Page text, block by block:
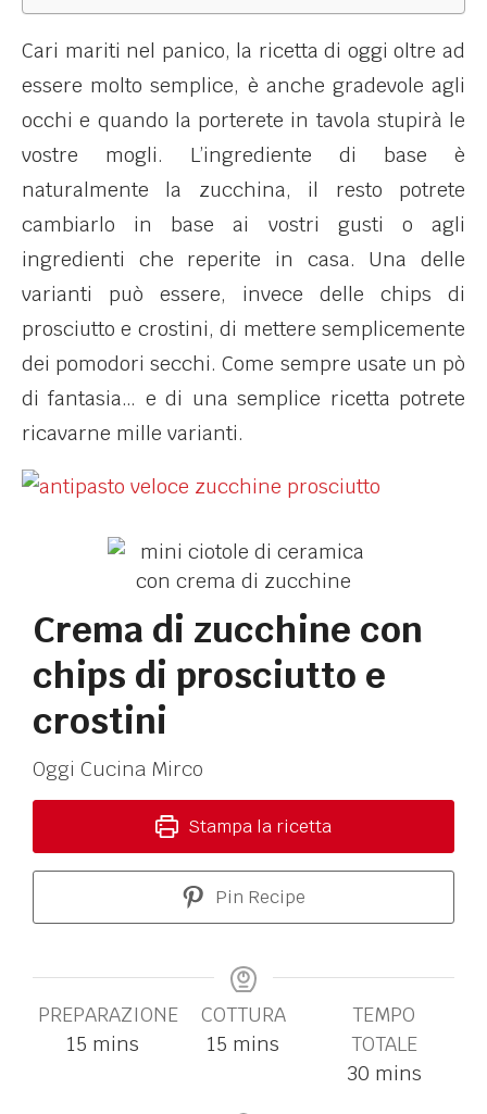
Cari mariti nel panico, la ricetta di oggi oltre ad
essere molto semplice, è anche gradevole agli
occhi e quando la porterete in tavola stupirà le
vostre mogli. L’ingrediente di base è
naturalmente la zucchina, il resto potrete
cambiarlo in base ai vostri gusti o agli
ingredienti che reperite in casa. Una delle
varianti può essere, invece delle chips di
prosciutto e crostini, di mettere semplicemente
dei pomodori secchi. Come sempre usate un pò
di fantasia… e di una semplice ricetta potrete
ricavarne mille varianti.
Crema di zucchine con
chips di prosciutto e
crostini
Oggi Cucina Mirco
Stampa la ricetta
Pin Recipe
PREPARAZIONE
15 mins
COTTURA
15 mins
TEMPO
TOTALE
30 mins